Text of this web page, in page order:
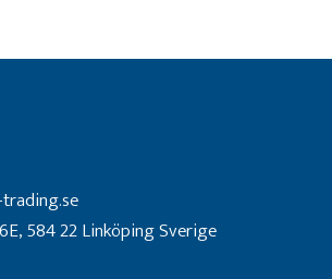
584 22 Linköping Sverige